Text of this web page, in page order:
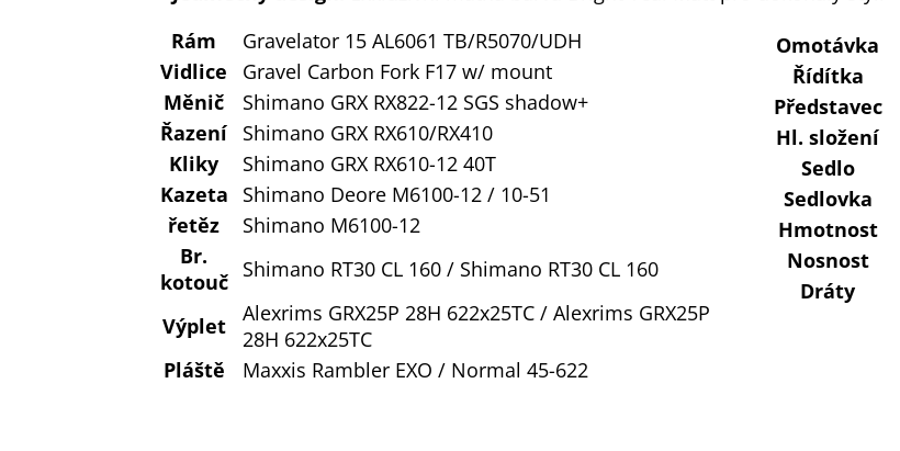
Rám
Gravelator 15 AL6061 TB/R5070/UDH
Vidlice
Gravel Carbon Fork F17 w/ mount
Měnič
Shimano GRX RX822-12 SGS shadow+
Řazení
Shimano GRX RX610/RX410
Kliky
Shimano GRX RX610-12 40T
Kazeta
Shimano Deore M6100-12 / 10-51
řetěz
Shimano M6100-12
Br.
kotouč
Shimano RT30 CL 160 / Shimano RT30 CL 160
Výplet
Alexrims GRX25P 28H 622x25TC / Alexrims GRX25P
28H 622x25TC
Pláště
Maxxis Rambler EXO / Normal 45-622
Omotávka
Řídítka
Představec
Hl. složení
Sedlo
Sedlovka
Hmotnost
Nosnost
Dráty